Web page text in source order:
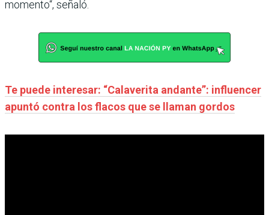
momento“, señaló.
Te puede interesar: “Calaverita andante”: influencer
apuntó contra los flacos que se llaman gordos